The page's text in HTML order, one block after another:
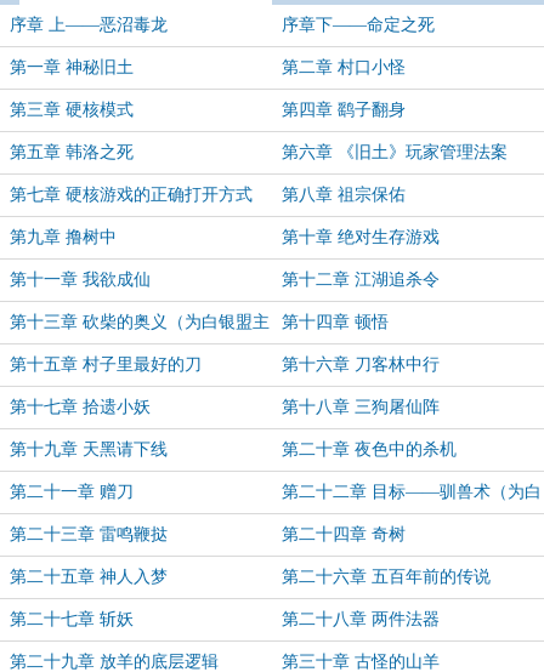
序章 上——恶沼毒龙 序章下——命定之死
第一章 神秘旧土 第二章 村口小怪
第三章 硬核模式 第四章 鹞子翻身
第五章 韩洛之死 第六章 《旧土》玩家管理法案
第七章 硬核游戏的正确打开方式 第八章 祖宗保佑
第九章 撸树中 第十章 绝对生存游戏
第十一章 我欲成仙 第十二章 江湖追杀令
第十三章 砍柴的奥义（为白银盟主
行侠仗义懒羊羊加更）
第十四章 顿悟
第十五章 村子里最好的刀 第十六章 刀客林中行
第十七章 拾遗小妖 第十八章 三狗屠仙阵
第十九章 天黑请下线 第二十章 夜色中的杀机
第二十一章 赠刀 第二十二章 目标——驯兽术（为白
银盟主行侠仗义懒羊羊加更）
第二十三章 雷鸣鞭挞 第二十四章 奇树
第二十五章 神人入梦 第二十六章 五百年前的传说
第二十七章 斩妖 第二十八章 两件法器
第二十九章 放羊的底层逻辑 第三十章 古怪的山羊